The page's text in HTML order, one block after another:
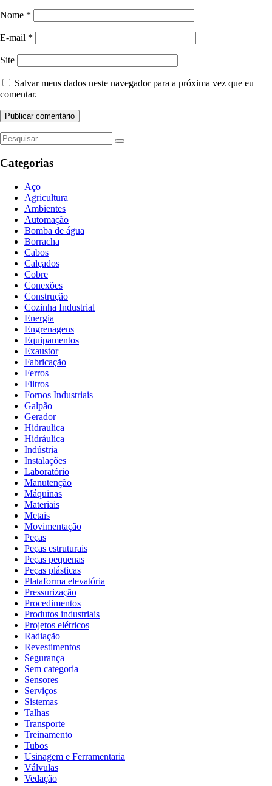
Nome *
E-mail *
Site
Salvar meus dados neste navegador para a próxima vez que eu
comentar.
Categorias
Aço
Agricultura
Ambientes
Automação
Bomba de água
Borracha
Cabos
Calçados
Cobre
Conexões
Construção
Cozinha Industrial
Energia
Engrenagens
Equipamentos
Exaustor
Fabricação
Ferros
Filtros
Fornos Industriais
Galpão
Gerador
Hidraulica
Hidráulica
Indústria
Instalações
Laboratório
Manutenção
Máquinas
Materiais
Metais
Movimentação
Peças
Peças estruturais
Peças pequenas
Peças plásticas
Plataforma elevatória
Pressurização
Procedimentos
Produtos industriais
Projetos elétricos
Radiação
Revestimentos
Segurança
Sem categoria
Sensores
Serviços
Sistemas
Talhas
Transporte
Treinamento
Tubos
Usinagem e Ferramentaria
Válvulas
Vedação